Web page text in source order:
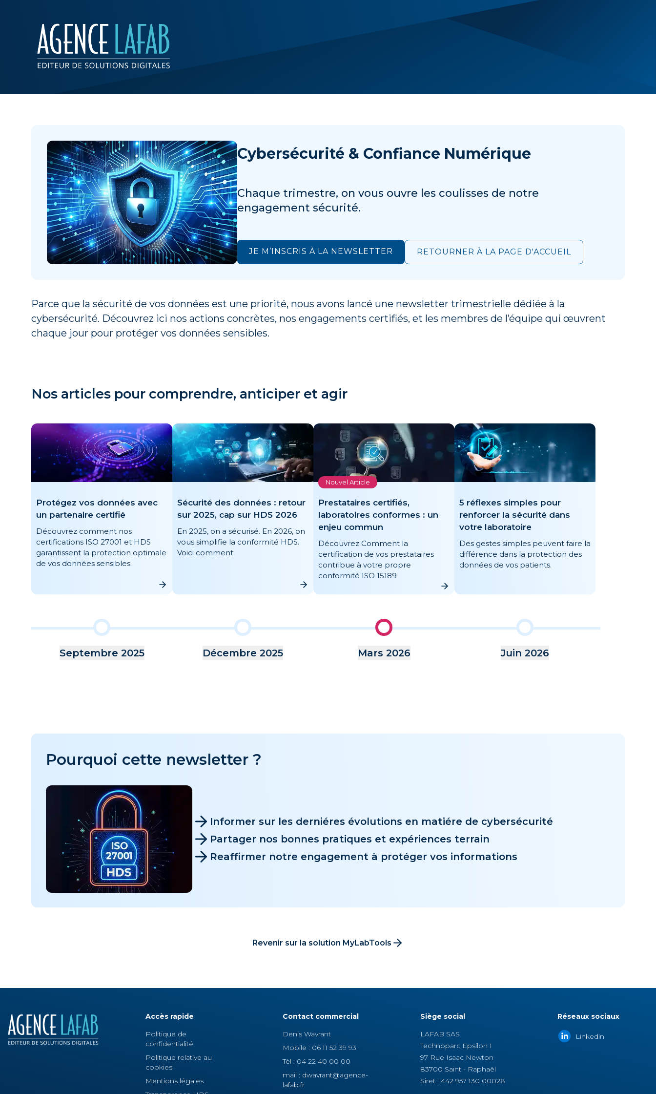
Cybersécurité & Confiance Numérique
Chaque trimestre, on vous ouvre les coulisses de notre
engagement sécurité.
JE M’INSCRIS À LA NEWSLETTER RETOURNER À LA PAGE D'ACCUEIL
Parce que la sécurité de vos données est une priorité, nous avons lancé une newsletter trimestrielle dédiée à la
cybersécurité. Découvrez ici nos actions concrètes, nos engagements certifiés, et les membres de l’équipe qui œuvrent
chaque jour pour protéger vos données sensibles.
Nos articles pour comprendre, anticiper et agir
Protégez vos données avec
un partenaire certifié
Découvrez comment nos
certifications ISO 27001 et HDS
garantissent la protection optimale
de vos données sensibles.
Septembre 2025
Sécurité des données : retour
sur 2025, cap sur HDS 2026
En 2025, on a sécurisé. En 2026, on
vous simplifie la conformité HDS.
Voici comment.
Décembre 2025
Nouvel Article
Prestataires certifiés,
laboratoires conformes : un
enjeu commun
Découvrez Comment la
certification de vos prestataires
contribue à votre propre
conformité ISO 15189
Mars 2026
5 réflexes simples pour
renforcer la sécurité dans
votre laboratoire
Des gestes simples peuvent faire la
différence dans la protection des
données de vos patients.
Juin 2026
Pourquoi cette newsletter ?
Informer sur les derniéres évolutions en matiére de cybersécurité
Partager nos bonnes pratiques et expériences terrain
Reaffirmer notre engagement à protéger vos informations
Revenir sur la solution MyLabTools
Accès rapide
Politique de
confidentialité
Politique relative au
cookies
Mentions légales
Contact commercial
Denis Wavrant
Mobile : 06 11 52 39 93
Tèl : 04 22 40 00 00
mail : dwavrant@agence-
lafab.fr
Siège social
LAFAB SAS
Technoparc Epsilon 1
97 Rue Isaac Newton
83700 Saint - Raphaël
Siret : 442 957 130 00028
Réseaux sociaux
Linkedin